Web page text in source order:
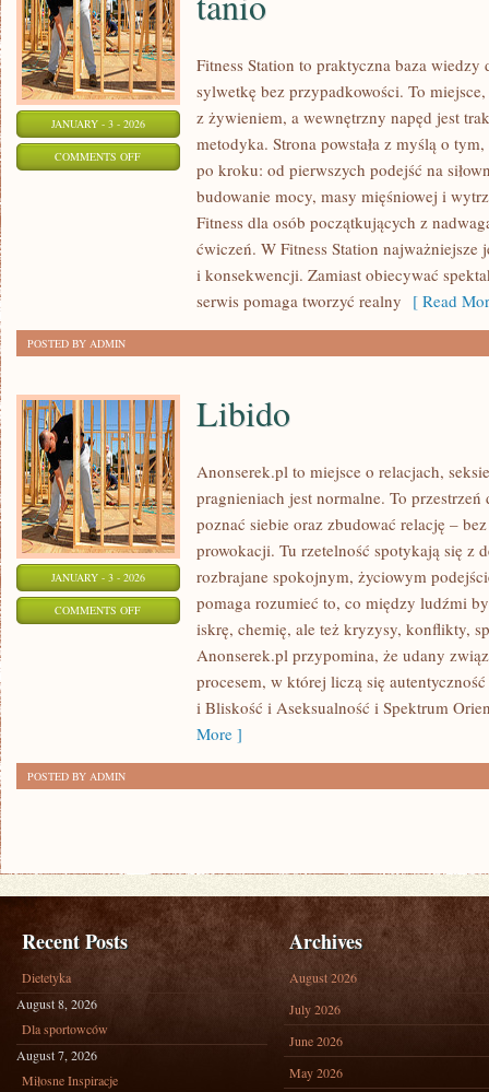
JANUARY - 3 - 2026
COMMENTS OFFON
BUDŻETOWY
Fitness Station to praktyczna baza
sylwetkę bez przypadkowości. To
z żywieniem, a wewnętrzny napęd jest
metodyka. Strona powstała z myślą o
po kroku: od pierwszych podejść na
budowanie mocy, masy mięśniowej i
Fitness dla osób początkujących z
ćwiczeń. W Fitness Station najważniejsze
i konsekwencji. Zamiast obiecywać
serwis pomaga tworzyć realny [ Read
POSTED BY ADMIN
JANUARY - 3 - 2026
COMMENTS OFFON
Libido
Anonserek.pl to miejsce o relacjach,
pragnieniach jest normalne. To
poznać siebie oraz zbudować relację –
prowokacji. Tu rzetelność spotykają się z
rozbrajane spokojnym, życiowym
pomaga rozumieć to, co między ludźmi
iskrę, chemię, ale też kryzysy, konflikty,
Anonserek.pl przypomina, że udany
procesem, w której liczą się
i Bliskość i Aseksualność i Spektrum
More ]
POSTED BY ADMIN
Recent Posts
Dietetyka
August 8, 2026
Dla sportowców
August 7, 2026
Miłosne Inspiracje
Archives
August 2026
July 2026
June 2026
May 2026